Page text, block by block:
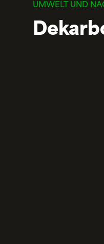
UMWELT UND